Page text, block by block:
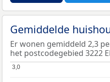
Gemiddelde
Er wonen gemiddeld 2,3
het postcodegebied 3222
3,0
3,0